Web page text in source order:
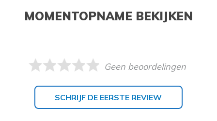
MOMENTOPNAME BEKIJKEN
Geen beoordelingen
SCHRIJF DE EERSTE REVIEW